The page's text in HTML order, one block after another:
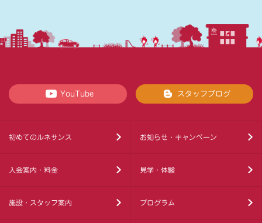
YouTube スタッフブログ
初めてのルネサンス お知らせ・キャンペーン
入会案内・料金 見学・体験
施設・スタッフ案内 プログラム